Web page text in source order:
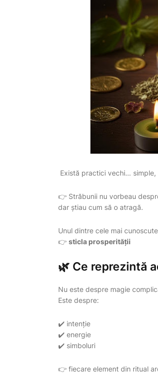
Există practici vechi… simple,
👉 Străbunii nu vorbeau
dar știau cum să o atragă.
Unul dintre cele mai
👉 sticla prosperității
🌿 Ce reprezintă
Nu este despre magie
Este despre:
✔️ intenție
✔️ energie
✔️ simboluri
👉 fiecare element din ritual